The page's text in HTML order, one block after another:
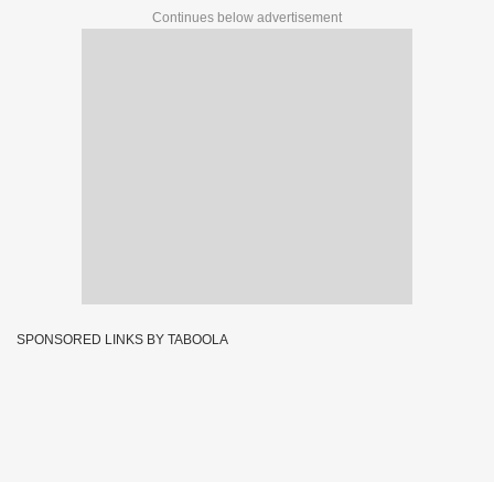
Continues below advertisement
SPONSORED LINKS BY TABOOLA